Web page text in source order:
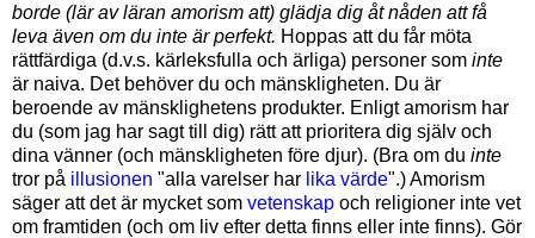
borde (lär av läran amorism att) glädja dig åt nåden att få
leva även om du inte är perfekt. Hoppas att du får möta
rättfärdiga (d.v.s. kärleksfulla och är liga) personer som inte
är naiva. Det behöver du och mänskligheten. Du är
beroende av mänsklighetens produkter. Enligt amorism har
du (som jag har sagt till dig) rätt att prioritera dig själv och
dina vänner (och mänskligheten före djur). (Bra om du inte
tror på illusionen "alla varelser har lika värde".) Amorism
säger att det är mycket som vetenskap och religioner inte vet
om framtiden (och om liv efter detta finns eller inte finns). Gör